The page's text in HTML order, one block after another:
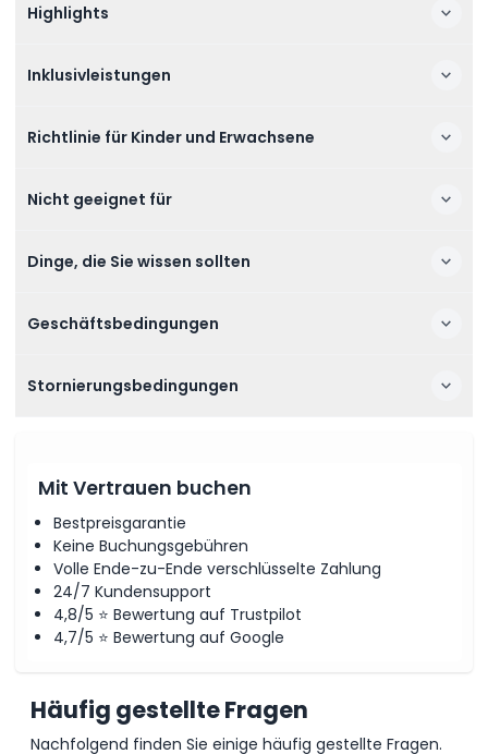
Highlights
Inklusivleistungen
Richtlinie für Kinder und Erwachsene
Nicht geeignet für
Dinge, die Sie wissen sollten
Geschäftsbedingungen
Stornierungsbedingungen
Mit Vertrauen buchen
Bestpreisgarantie
Keine Buchungsgebühren
Volle Ende-zu-Ende verschlüsselte Zahlung
24/7 Kundensupport
4,8/5 ⭐ Bewertung auf Trustpilot
4,7/5 ⭐ Bewertung auf Google
Häufig gestellte Fragen
Nachfolgend finden Sie einige häufig gestellte Fragen.